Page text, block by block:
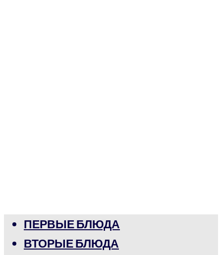
ПЕРВЫЕ БЛЮДА
ВТОРЫЕ БЛЮДА